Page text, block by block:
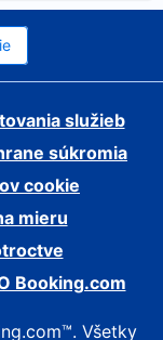
služieb
súkromia
cookie
mieru
Booking.com
Všetky